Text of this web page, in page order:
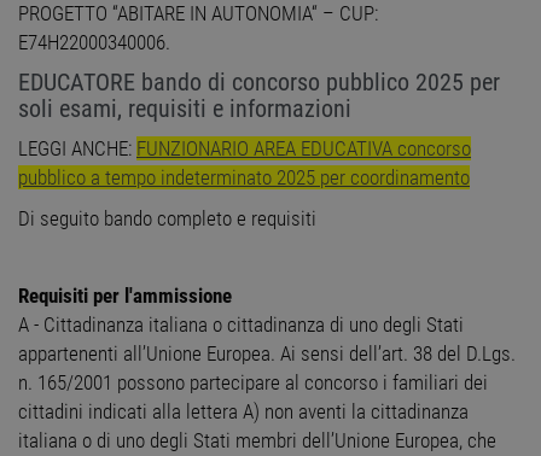
PROGETTO “ABITARE IN AUTONOMIA“ – CUP:
E74H22000340006.
EDUCATORE bando di concorso pubblico 2025 per
soli esami, requisiti e informazioni
LEGGI ANCHE: FUNZIONARIO AREA EDUCATIVA concorso
pubblico a tempo indeterminato 2025 per coordinamento
Di seguito bando completo e requisiti
Requisiti per l'ammissione
A - Cittadinanza italiana o cittadinanza di uno degli Stati
appartenenti all’Unione Europea. Ai sensi dell’art. 38 del D.Lgs.
n. 165/2001 possono partecipare al concorso i familiari dei
cittadini indicati alla lettera A) non aventi la cittadinanza
italiana o di uno degli Stati membri dell’Unione Europea, che